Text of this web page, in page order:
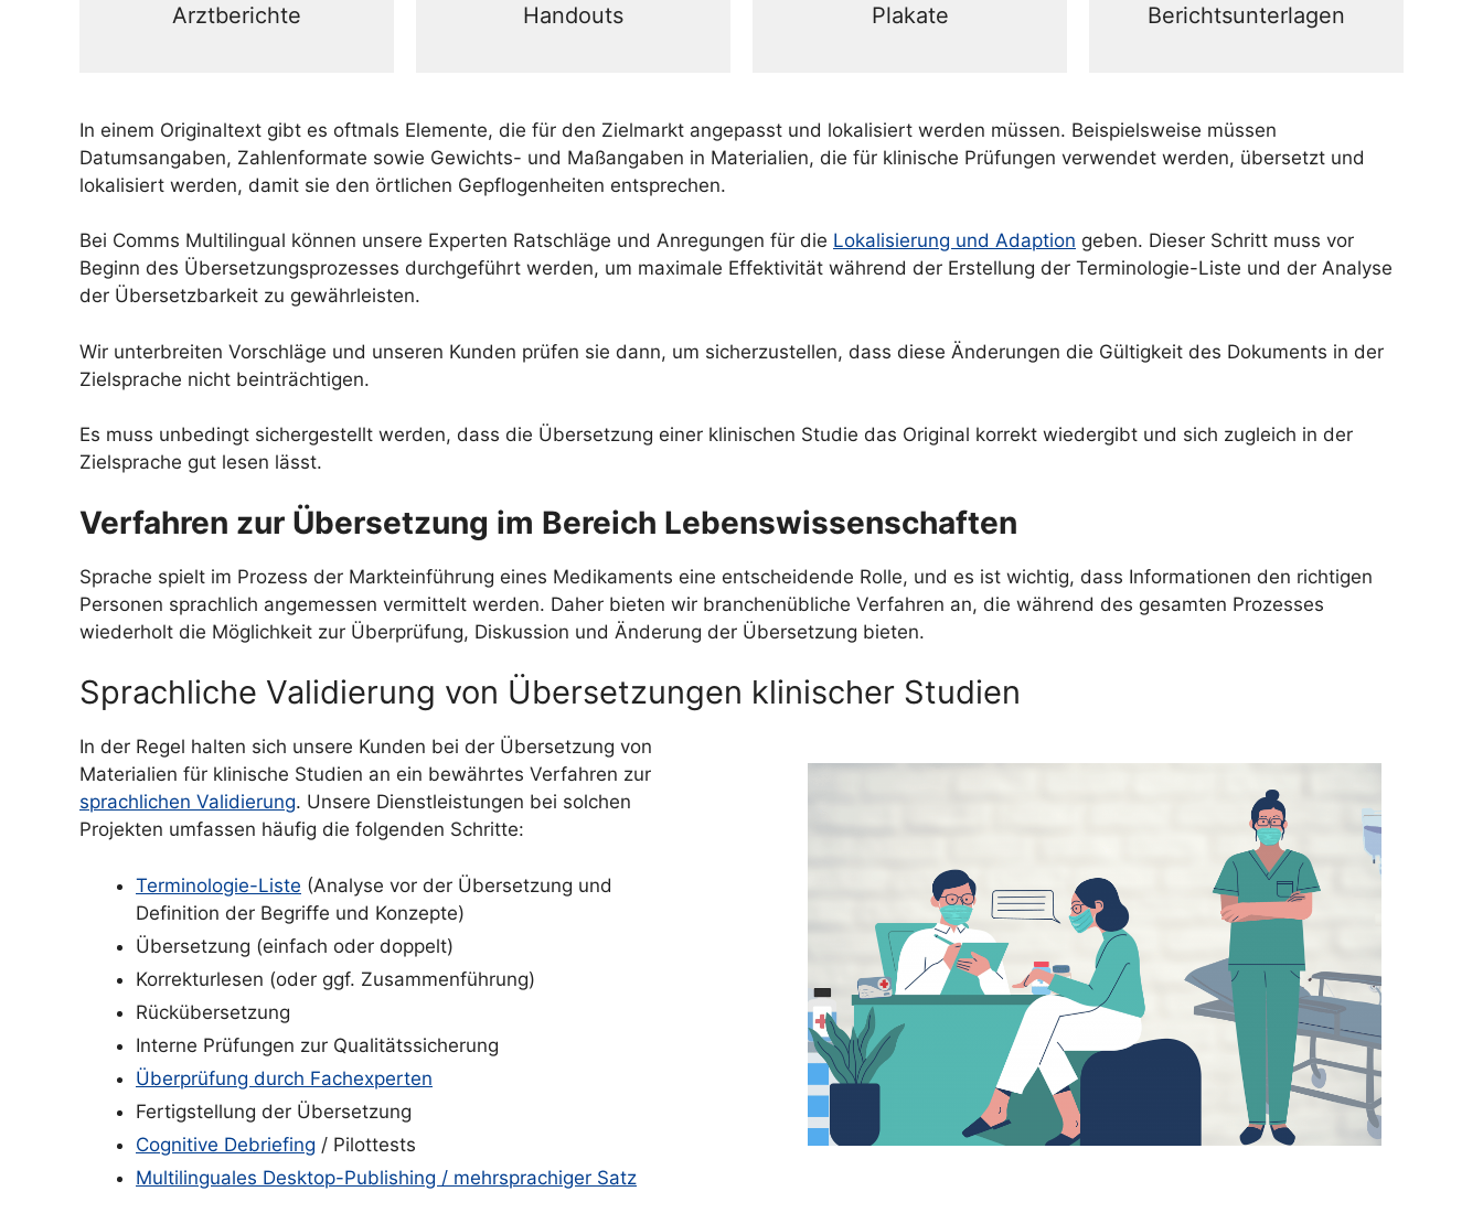
Arztberichte Handouts Plakate Berichtsunterlagen
In einem Originaltext gibt es oftmals Elemente, die für den Zielmarkt angepasst und lokalisiert werden müssen. Beispielsweise müssen
Datumsangaben, Zahlenformate sowie Gewichts- und Maßangaben in Materialien, die für klinische Prüfungen verwendet werden, übersetzt und
lokalisiert werden, damit sie den örtlichen Gepflogenheiten entsprechen.
Bei Comms Multilingual können unsere Experten Ratschläge und Anregungen für die Lokalisierung und Adaption geben. Dieser Schritt muss vor
Beginn des Übersetzungsprozesses durchgeführt werden, um maximale Effektivität während der Erstellung der Terminologie-Liste und der Analyse
der Übersetzbarkeit zu gewährleisten.
Wir unterbreiten Vorschläge und unseren Kunden prüfen sie dann, um sicherzustellen, dass diese Änderungen die Gültigkeit des Dokuments in der
Zielsprache nicht beinträchtigen.
Es muss unbedingt sichergestellt werden, dass die Übersetzung einer klinischen Studie das Original korrekt wiedergibt und sich zugleich in der
Zielsprache gut lesen lässt.
Verfahren zur Übersetzung im Bereich Lebenswissenschaften
Sprache spielt im Prozess der Markteinführung eines Medikaments eine entscheidende Rolle, und es ist wichtig, dass Informationen den richtigen
Personen sprachlich angemessen vermittelt werden. Daher bieten wir branchenübliche Verfahren an, die während des gesamten Prozesses
wiederholt die Möglichkeit zur Überprüfung, Diskussion und Änderung der Übersetzung bieten.
Sprachliche Validierung von Übersetzungen klinischer Studien
In der Regel halten sich unsere Kunden bei der Übersetzung von
Materialien für klinische Studien an ein bewährtes Verfahren zur
sprachlichen Validierung. Unsere Dienstleistungen bei solchen
Projekten umfassen häufig die folgenden Schritte:
Terminologie-Liste (Analyse vor der Übersetzung und
Definition der Begriffe und Konzepte)
Übersetzung (einfach oder doppelt)
Korrekturlesen (oder ggf. Zusammenführung)
Rückübersetzung
Interne Prüfungen zur Qualitätssicherung
Überprüfung durch Fachexperten
Fertigstellung der Übersetzung
Cognitive Debriefing / Pilottests
Multilinguales Desktop-Publishing / mehrsprachiger Satz